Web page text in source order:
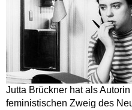
Jutta Brückner hat als
feministischen Zweig des